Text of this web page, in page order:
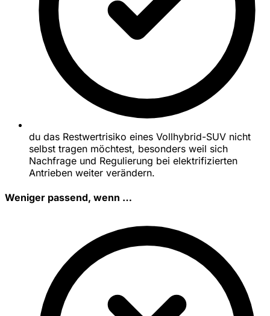
du das Restwertrisiko eines Vollhybrid-SUV nicht
selbst tragen möchtest, besonders weil sich
Nachfrage und Regulierung bei elektrifizierten
Antrieben weiter verändern.
Weniger passend, wenn …